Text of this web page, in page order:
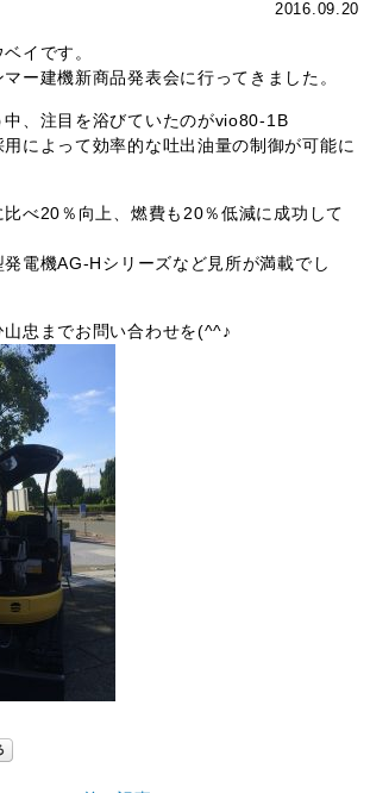
2016.09.20
イです。
ー建機新商品発表会に行ってきました。
中、注目を浴びていたのがvio80-1B
によって効率的な吐出油量の制御が可能に
べ20％向上、燃費も20％低減に成功して
電機AG-Hシリーズなど見所が満載でし
忠までお問い合わせを(^^♪